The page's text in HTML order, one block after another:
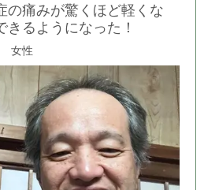
の痛みが驚くほど軽くな
きるようになった！
女性